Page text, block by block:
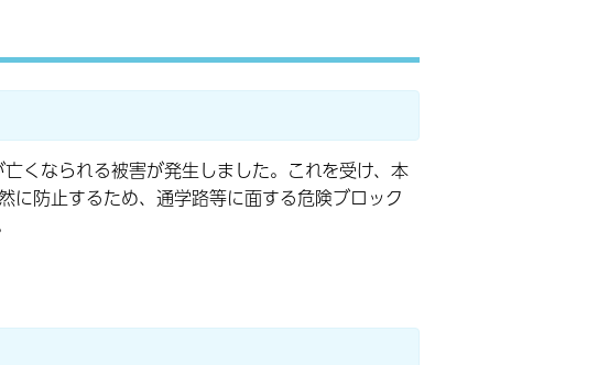
くなられる被害が発生しました。これを受け、本
に防止するため、通学路等に面する危険ブロック